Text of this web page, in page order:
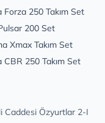
Forza 250 Takım Set
200 Set
Xmax Takım Set
CBR 250 Takım Set
Caddesi Özyurtlar 2-I